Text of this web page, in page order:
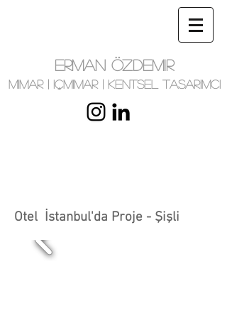
ERMAN ÖZDEMIR
MIMAR | IÇMIMAR | KENTSEL TASARIMCI
Otel İstanbul'da Proje - Şişli